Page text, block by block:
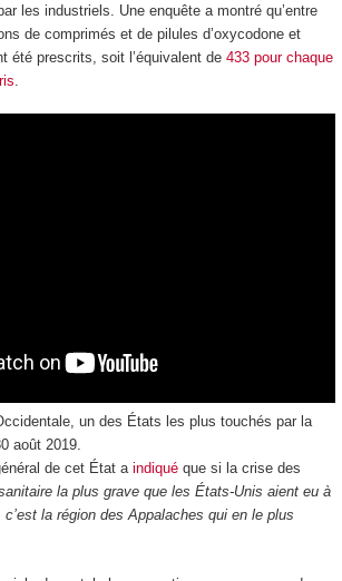
les industriels. Une enquête a montré qu’entre
de comprimés et de pilules d’oxycodone et
été prescrits, soit l’équivalent de 433 pour chaque
un des États les plus touchés par la
août 2019.
de cet État a indiquéque si la crise des
la plus grave que les États-Unis aient eu à
la région des Appalaches qui en le plus